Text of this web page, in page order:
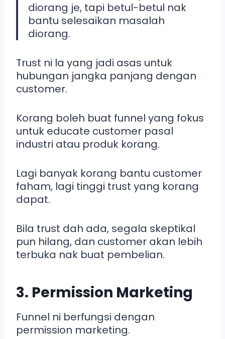
diorang je, tapi betul-betul nak
bantu selesaikan masalah
diorang.
Trust ni la yang jadi asas untuk
hubungan jangka panjang dengan
customer.
Korang boleh buat funnel yang fokus
untuk educate customer pasal
industri atau produk korang.
Lagi banyak korang bantu customer
faham, lagi tinggi trust yang korang
dapat.
Bila trust dah ada, segala skeptikal
pun hilang, dan customer akan lebih
terbuka nak buat pembelian.
3. Permission Marketing
Funnel ni berfungsi dengan
permission marketing.